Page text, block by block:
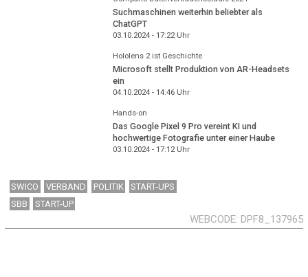
Suchmaschinen weiterhin beliebter als
ChatGPT
03.10.2024 - 17:22Uhr
Hololens 2 ist Geschichte
Microsoft stellt Produktion von AR-Headsets
ein
04.10.2024 - 14:46Uhr
Hands-on
Das Google Pixel 9 Pro vereint KI und
hochwertige Fotografie unter einer Haube
03.10.2024 - 17:12Uhr
SWICO VERBAND POLITIK
START-UPS
SBB
START-UP
WEBCODE DPF8_137965